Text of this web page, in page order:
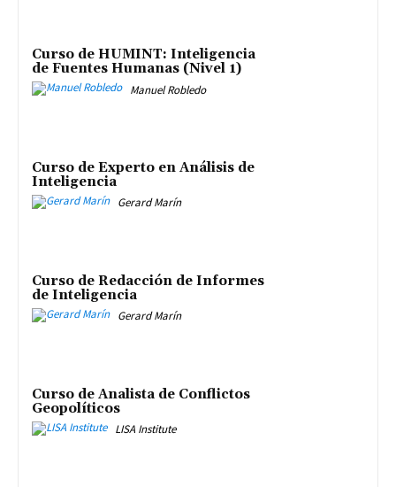
Curso de HUMINT: Inteligencia
de Fuentes Humanas (Nivel 1)
Manuel Robledo
Curso de Experto en Análisis de
Inteligencia
Gerard Marín
Curso de Redacción de Informes
de Inteligencia
Gerard Marín
Curso de Analista de Conflictos
Geopolíticos
LISA Institute